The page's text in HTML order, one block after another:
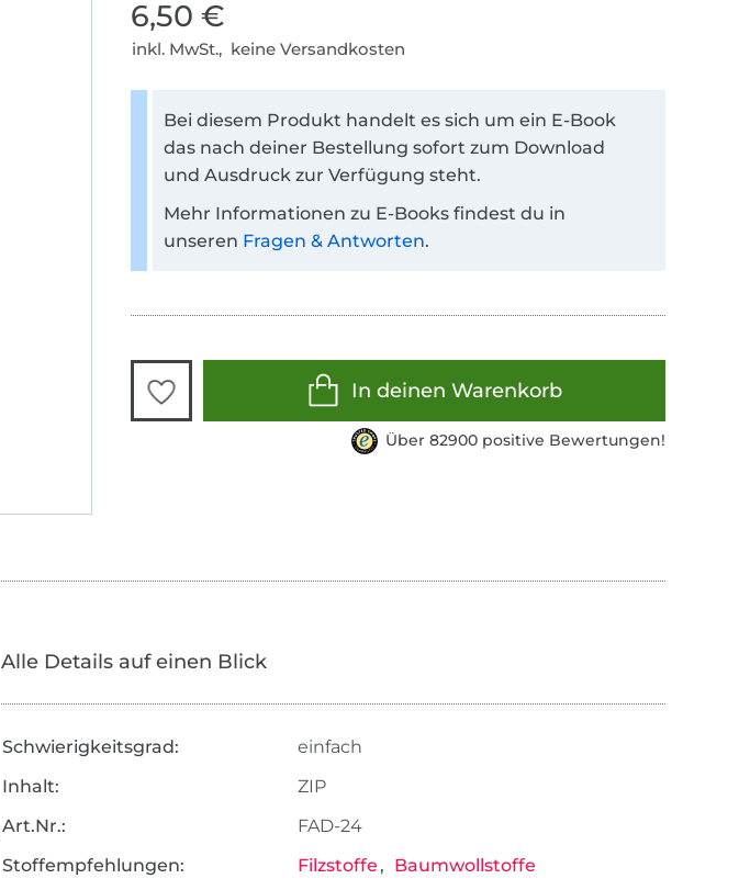
6,50 €
inkl. MwSt., keine Versandkosten
Bei diesem Produkt handelt es sich um ein E-Book
das nach deiner Bestellung sofort zum Download
und Ausdruck zur Verfügung steht.
Mehr Informationen zu E-Books findest du in
unseren Fragen & Antworten.
In deinen Warenkorb
Über 82900 positive Bewertungen!
Alle Details auf einen Blick
Schwierigkeitsgrad:
einfach
Inhalt:
ZIP
Art.Nr.:
FAD-24
Stoffempfehlungen:
Filzstoffe Baumwollstoffe